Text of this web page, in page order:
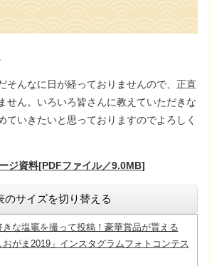
そんなに日が経っておりませんので、正直
せん。いろいろ皆さんに教えていただきな
ていきたいと思っておりますのでよろしく
ジ資料[PDFファイル／9.0MB]
のサイズを切り替える
きな塩竈を撮って投稿！豪華賞品が貰える
おがま2019」インスタグラムフォトコンテス